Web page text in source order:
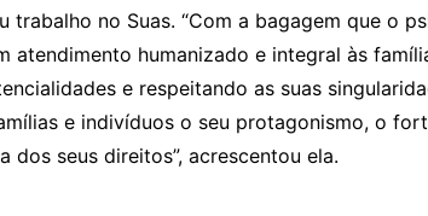
trabalho no Suas. “Com a bagagem que o
atendimento humanizado e integral às
e respeitando as suas
e indivíduos o seu protagonismo, o
dos seus direitos”, acrescentou ela.